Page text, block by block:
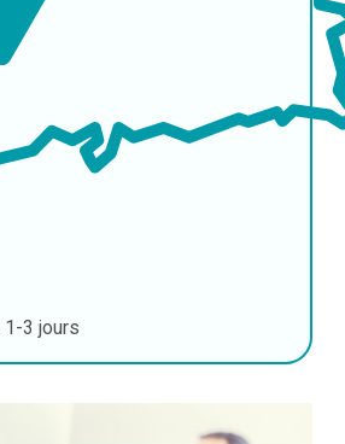
1-3 jours